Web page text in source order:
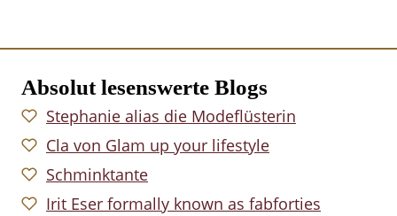
Absolut lesenswerte Blogs
Stephanie alias die Modeflüsterin
Cla von Glam up your lifestyle
Schminktante
Irit Eser formally known as fabforties